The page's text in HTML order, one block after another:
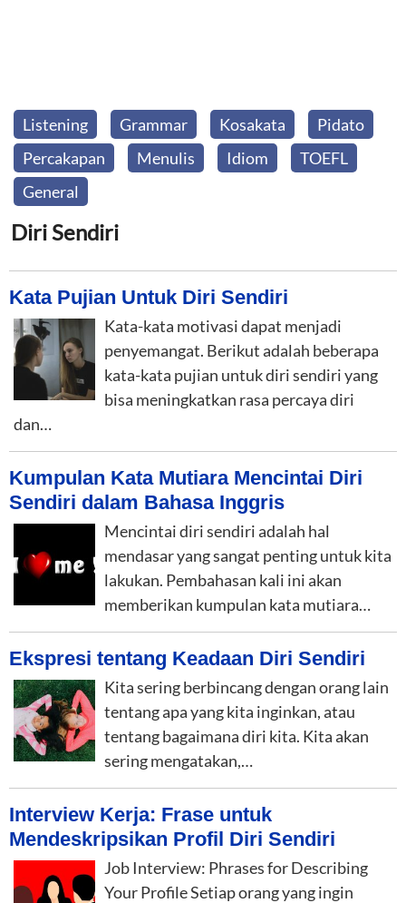
Listening Grammar Kosakata
Pidato
Percakapan
Menulis Idiom
TOEFL
General
Diri Sendiri
Kata Pujian Untuk Diri Sendiri
Kata-kata motivasi dapat menjadi
penyemangat. Berikut adalah beberapa
kata-kata pujian untuk diri sendiri yang
bisa meningkatkan rasa percaya diri
dan…
Kumpulan Kata Mutiara Mencintai Diri
Sendiri dalam Bahasa Inggris
Mencintai diri sendiri adalah hal
mendasar yang sangat penting untuk kita
lakukan. Pembahasan kali ini akan
memberikan kumpulan kata mutiara…
Ekspresi tentang Keadaan Diri Sendiri
Kita sering berbincang dengan orang lain
tentang apa yang kita inginkan, atau
tentang bagaimana diri kita. Kita akan
sering mengatakan,…
Interview Kerja: Frase untuk
Mendeskripsikan Profil Diri Sendiri
Job Interview: Phrases for Describing
Your Profile Setiap orang yang ingin